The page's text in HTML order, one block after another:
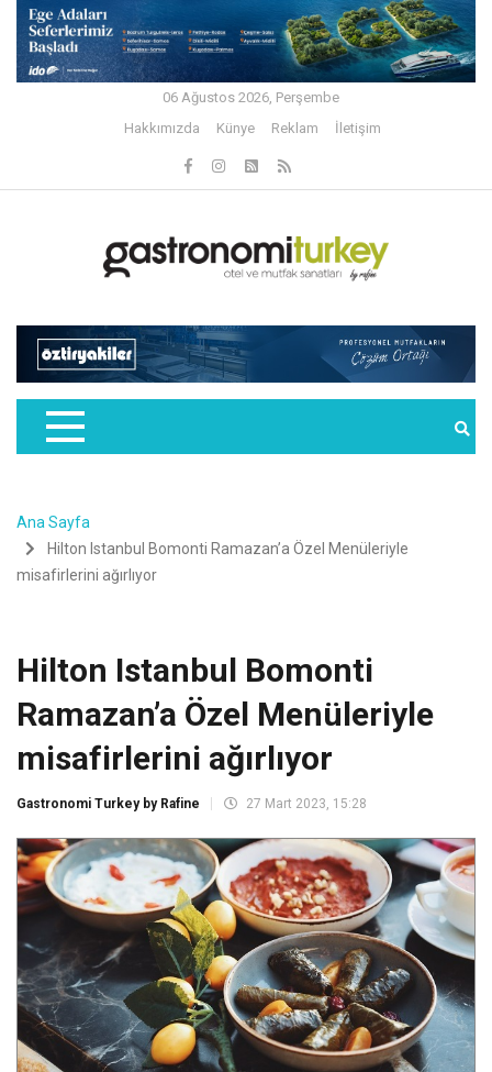
06 Ağustos 2026, Perşembe
Hakkımızda
Künye Reklam İletişim
Ana Sayfa
Hilton Istanbul Bomonti Ramazan’a Özel Menüleriyle
misafirlerini ağırlıyor
Hilton Istanbul Bomonti
Ramazan’a Özel Menüleriyle
misafirlerini ağırlıyor
Gastronomi Turkey by Rafine 27 Mart 2023, 15:28